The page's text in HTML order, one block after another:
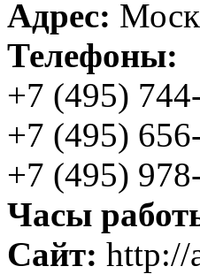
Адрес:
Телефоны:
+7 (495)
+7 (495)
+7 (495)
Часы
Сайт: http://